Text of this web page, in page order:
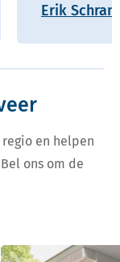
Erik
en helpen
ons om de